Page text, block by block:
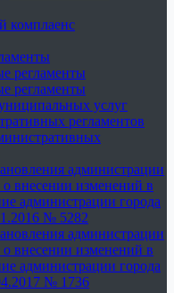
комплаенс
регламенты
регламенты
услуг
регламентов
администрации
внесении изменений в
администрации города
№ 5282
администрации
внесении изменений в
администрации города
№ 1736